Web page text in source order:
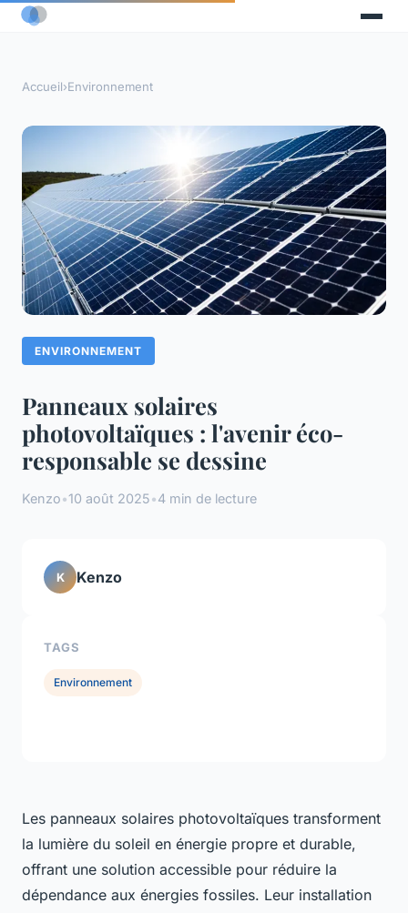
Accueil›Environnement
ENVIRONNEMENT
Panneaux solaires
photovoltaïques : l'avenir éco-
responsable se dessine
Kenzo•10 août 2025•4 min de lecture
Les panneaux solaires photovoltaïques transforment
la lumière du soleil en énergie propre et durable,
offrant une solution accessible pour réduire la
dépendance aux énergies fossiles. Leur installation
K Kenzo
TAGS
Environnement